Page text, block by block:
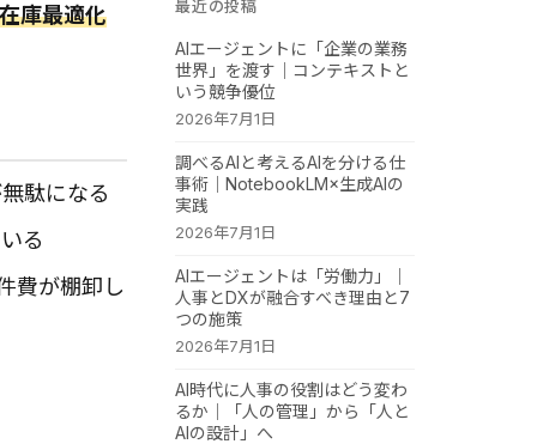
庫最適化
駄になる
る
費が棚卸し
最近の投稿
AIエージェントに「企業の業務
世界」を渡す｜コンテキストと
いう競争優位
2026年7月1日
調べるAIと考えるAIを分ける仕
事術｜NotebookLM×生成AIの
実践
2026年7月1日
AIエージェントは「労働力」｜
人事とDXが融合すべき理由と7
つの施策
2026年7月1日
AI時代に人事の役割はどう変わ
るか｜「人の管理」から「人と
AIの設計」へ